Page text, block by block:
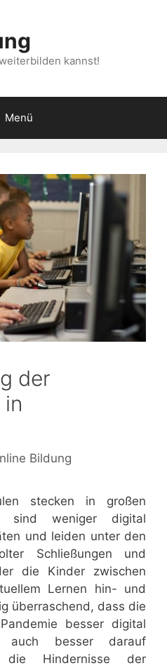
kannst!
Menü
der
Bildung
stecken in großen
sind weniger digital
und leiden unter den
Schließungen und
die Kinder zwischen
Lernen hin- und
überraschend, dass die
besser digital
auch besser darauf
die Hindernisse der